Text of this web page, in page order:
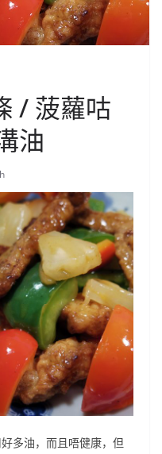
/ 菠蘿咕
油
多油，而且唔健康，但